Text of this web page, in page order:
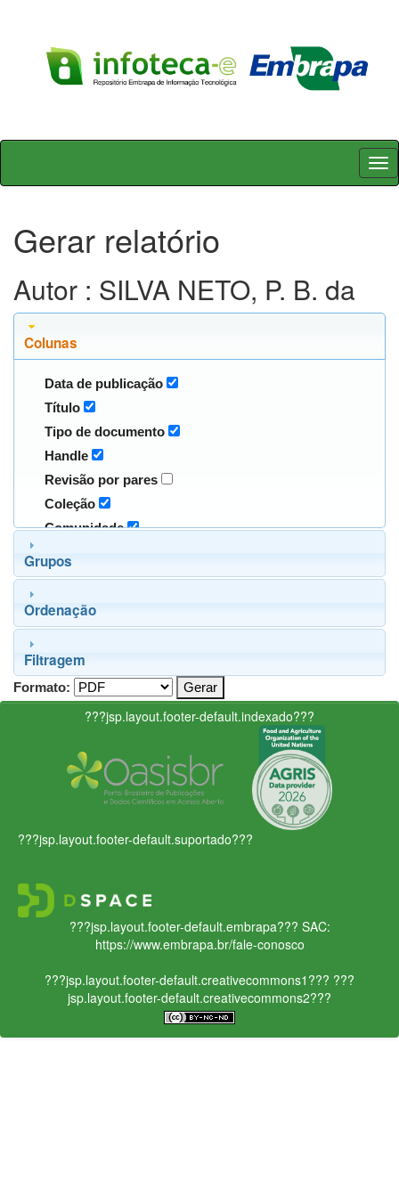
Skip
Gerar relatório
Autor : SILVA NETO, P. B. da
Colunas
Data de publicação
Título
Tipo de documento
Handle
Revisão por pares
Coleção
Comunidade
Grupos
Ordenação
Filtragem
Formato:
???jsp.layout.footer-default.indexado???
???jsp.layout.footer-default.suportado???
???jsp.layout.footer-default.embrapa??? SAC:
https://www.embrapa.br/fale-conosco
???jsp.layout.footer-default.creativecommons1??? ???
jsp.layout.footer-default.creativecommons2???